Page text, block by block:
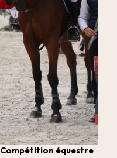
Compétition équestre